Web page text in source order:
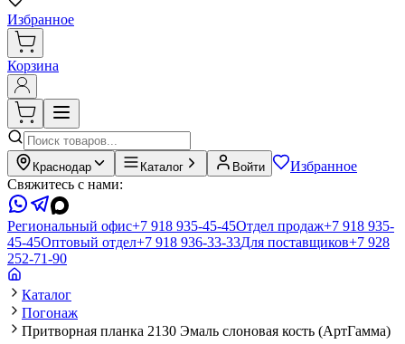
Избранное
Корзина
Краснодар Каталог Войти
Избранное
Свяжитесь с нами:
Региональный офис+7 918 935-45-45Отдел продаж+7 918 935-
45-45Оптовый отдел+7 918 936-33-33Для поставщиков+7 928
252-71-90
Каталог
Погонаж
Притворная планка 2130 Эмаль слоновая кость (АртГамма)